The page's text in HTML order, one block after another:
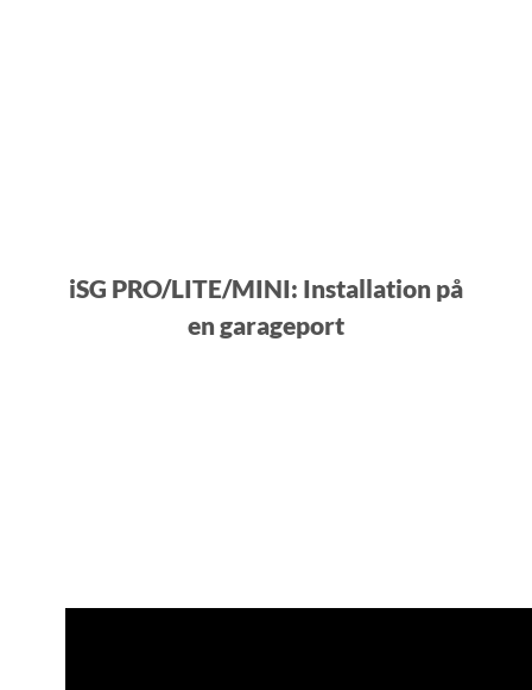
iSG PRO/LITE/MINI: Installation på
en garageport